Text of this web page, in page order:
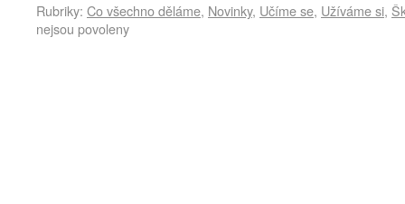
Rubriky: Co všechno děláme, Novinky, Učíme se, Užíváme si,
nejsou povoleny